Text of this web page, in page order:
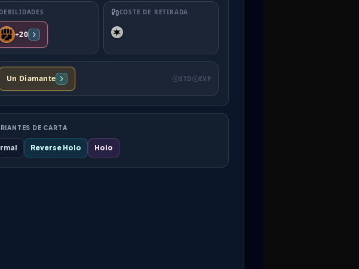
DEBILIDADES
+20
COSTE DE RETIRADA
Un Diamante STD EXP
DE CARTA
Reverse Holo Holo